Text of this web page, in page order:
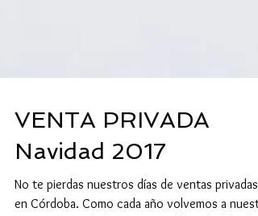
VENTA PRIVADA
Navidad 2017